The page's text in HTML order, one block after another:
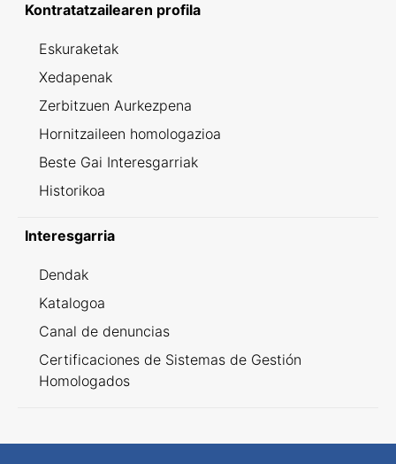
Kontratatzailearen profila
Eskuraketak
Xedapenak
Zerbitzuen Aurkezpena
Hornitzaileen homologazioa
Beste Gai Interesgarriak
Historikoa
Interesgarria
Dendak
Katalogoa
Canal de denuncias
Certificaciones de Sistemas de Gestión
Homologados